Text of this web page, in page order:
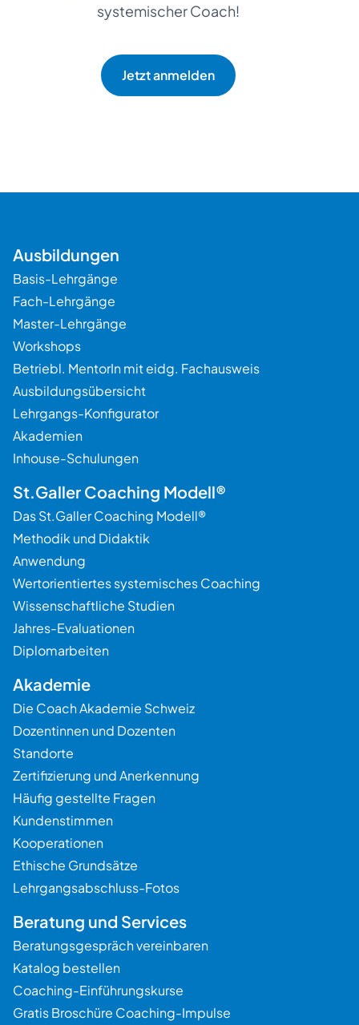
systemischer Coach!
Ausbildungen
Basis-Lehrgänge
Fach-Lehrgänge
Master-Lehrgänge
Workshops
Betriebl. MentorIn mit eidg. Fachausweis
Ausbildungsübersicht
Lehrgangs-Konfigurator
Akademien
Inhouse-Schulungen
St.Galler Coaching Modell®
Das St.Galler Coaching Modell®
Methodik und Didaktik
Anwendung
Wertorientiertes systemisches Coaching
Wissenschaftliche Studien
Jahres-Evaluationen
Diplomarbeiten
Akademie
Die Coach Akademie Schweiz
Dozentinnen und Dozenten
Standorte
Zertifizierung und Anerkennung
Häufig gestellte Fragen
Kundenstimmen
Kooperationen
Ethische Grundsätze
Lehrgangsabschluss-Fotos
Beratung und Services
Beratungsgespräch vereinbaren
Katalog bestellen
Coaching-Einführungskurse
Gratis Broschüre Coaching-Impulse